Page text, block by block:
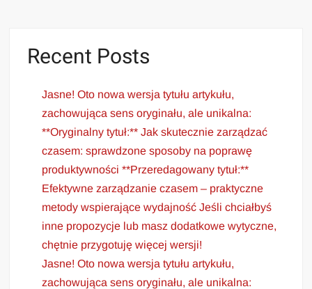
Recent Posts
Jasne! Oto nowa wersja tytułu artykułu,
zachowująca sens oryginału, ale unikalna:
**Oryginalny tytuł:** Jak skutecznie zarządzać
czasem: sprawdzone sposoby na poprawę
produktywności **Przeredagowany tytuł:**
Efektywne zarządzanie czasem – praktyczne
metody wspierające wydajność Jeśli chciałbyś
inne propozycje lub masz dodatkowe wytyczne,
chętnie przygotuję więcej wersji!
Jasne! Oto nowa wersja tytułu artykułu,
zachowująca sens oryginału, ale unikalna: